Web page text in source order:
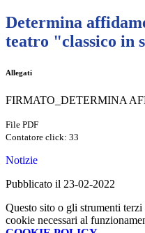
Determina
teatro "classico in
Allegati
FIRMATO_DETERMINA
File PDF
Contatore click: 33
Notizie
Pubblicato il 23-02-2022
Questo sito o gli strumenti
cookie necessari al